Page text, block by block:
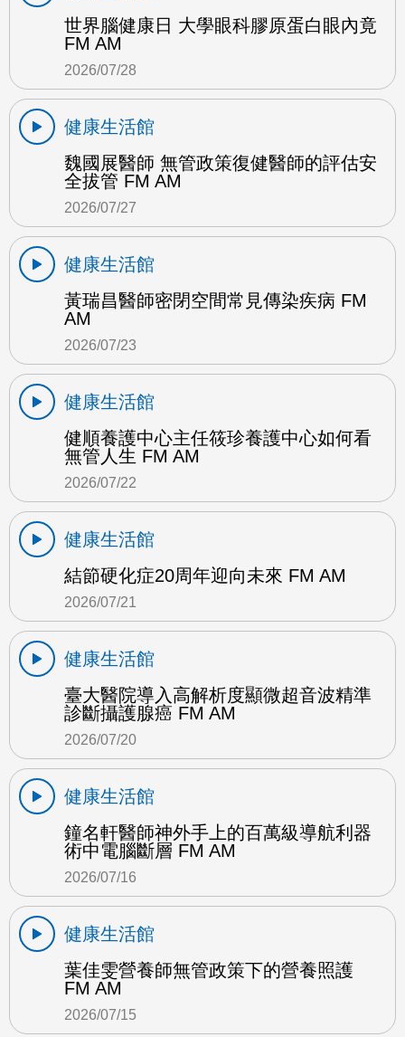
世界腦健康日 大學眼科膠原蛋白眼內竟
FM AM
2026/07/28
健康生活館
魏國展醫師 無管政策復健醫師的評估安
全拔管 FM AM
2026/07/27
健康生活館
黃瑞昌醫師密閉空間常見傳染疾病 FM
AM
2026/07/23
健康生活館
健順養護中心主任筱珍養護中心如何看
無管人生 FM AM
2026/07/22
健康生活館
結節硬化症20周年迎向未來 FM AM
2026/07/21
健康生活館
臺大醫院導入高解析度顯微超音波精準
診斷攝護腺癌 FM AM
2026/07/20
健康生活館
鐘名軒醫師神外手上的百萬級導航利器
術中電腦斷層 FM AM
2026/07/16
健康生活館
葉佳雯營養師無管政策下的營養照護
FM AM
2026/07/15